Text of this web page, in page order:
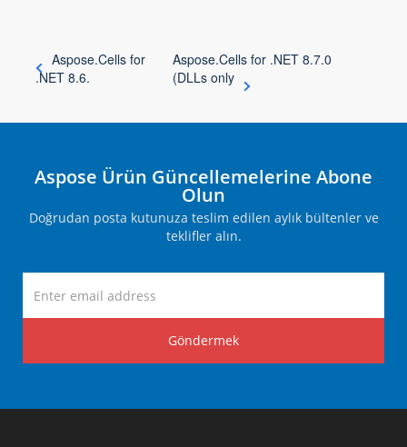
Aspose.Cells for
.NET 8.6.
Aspose.Cells for .NET 8.7.0
(DLLs only
Aspose Ürün Güncellemelerine Abone
Olun
Doğrudan posta kutunuza teslim edilen aylık bültenler ve
teklifler alın.
Göndermek